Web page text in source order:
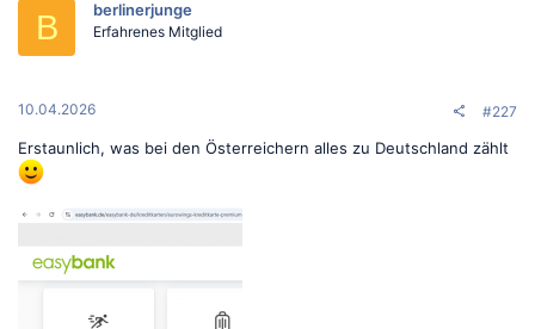
B berlinerjunge
Erfahrenes Mitglied
10.04.2026 #227
Erstaunlich, was bei den Österreichern alles zu Deutschland zählt